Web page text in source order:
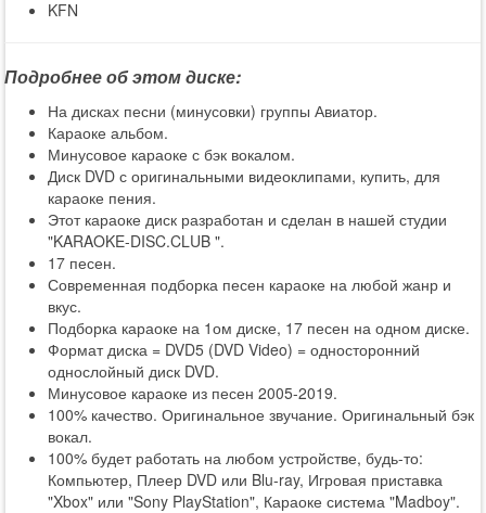
KFN
Подробнее об этом диске:
На дисках песни (минусовки) группы Авиатор.
Караоке альбом.
Минусовое караоке с бэк вокалом.
Диск DVD с оригинальными видеоклипами, купить, для
караоке пения.
Этот караоке диск разработан и сделан в нашей студии
"KARAOKE-DISC.CLUB ".
17 песен.
Современная подборка песен караоке на любой жанр и
вкус.
Подборка караоке на 1ом диске, 17 песен на одном диске.
Формат диска = DVD5 (DVD Video) = односторонний
однослойный диск DVD.
Минусовое караоке из песен 2005-2019.
100% качество. Оригинальное звучание. Оригинальный бэк
вокал.
100% будет работать на любом устройстве, будь-то:
Компьютер, Плеер DVD или Blu-ray, Игровая приставка
"Xbox" или "Sony PlayStation", Караоке система "Madboy".